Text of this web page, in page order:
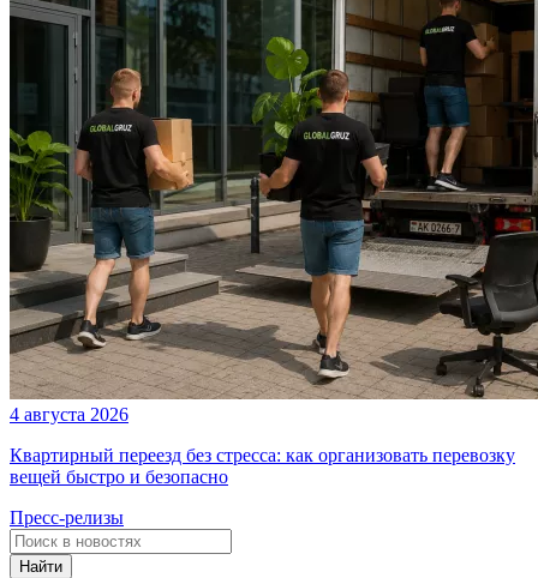
4 августа 2026
Квартирный переезд без стресса: как организовать перевозку
вещей быстро и безопасно
Пресс-релизы
Найти